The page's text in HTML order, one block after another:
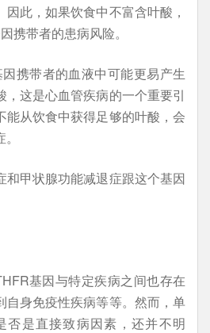
此，如果饮食中不富含叶酸，
携带者的患病风险。
携带者的血液中可能更易产生
这是心血管疾病的一个重要引
能从饮食中获得足够的叶酸，会
和甲状腺功能减退症跟这个基因
基因与特定疾病之间也存在
自身免疫性疾病等等。然而，单
否是直接致病因素，还并不明